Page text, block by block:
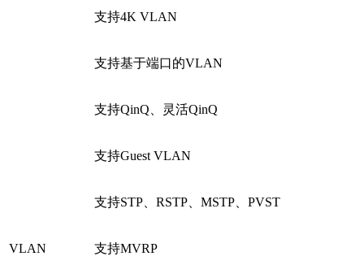
VLAN
支持4K VLAN
支持基于端口的VLAN
支持QinQ、灵活QinQ
支持Guest VLAN
支持STP、RSTP、MSTP、PVST
支持MVRP